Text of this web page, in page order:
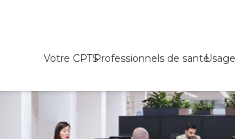
Votre CPTSProfessionnels de santé